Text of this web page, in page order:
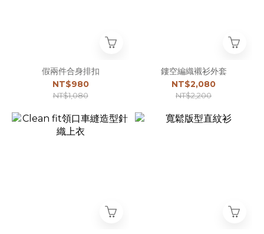
假兩件合身排扣
NT$980
NT$1,080
鏤空編織襯衫外套
NT$2,080
NT$2,200